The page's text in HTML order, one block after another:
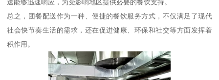
送能够迅速响应，为受影响地区提供必要的餐饮支持。
总之，团餐配送作为一种、便捷的餐饮服务方式，不仅满足了现代
社会快节奏生活的需求，还在促进健康、环保和社交等方面发挥着
积作用。